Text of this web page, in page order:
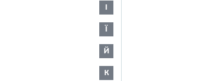
І
Ї
Й
К